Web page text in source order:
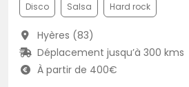
Disco Salsa Hard rock
Hyères (83)
Déplacement jusqu’à 300 kms
À partir de 400€